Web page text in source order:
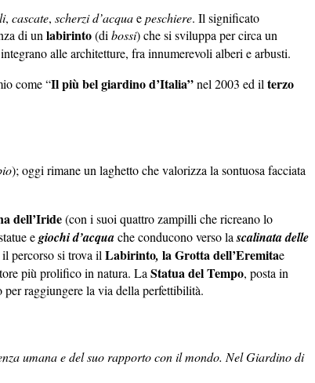
, cascate, scherzi d’acquaepeschiere. Il significato
di un labirinto(di bossi) che si sviluppa per circa un
alle architetture, fra innumerevoli alberi e arbusti.
come “Il più bel giardino d’Italia”nel 2003 ed il terzo
); oggi rimane un laghetto che valorizza la sontuosa facciata
dell’Iride(con i suoi quattro zampilli che ricreano lo
egiochi d’acquache conducono verso lascalinata delle
percorso si trova il Labirinto, laGrotta dell’Eremitae
più prolifico in natura. La Statua del Tempo, posta in
raggiungere la via della perfettibilità.
umana e del suo rapporto con il mondo. Nel Giardino di